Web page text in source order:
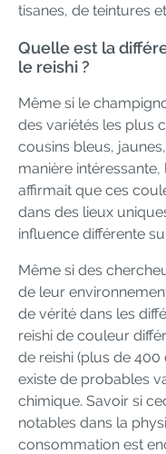
tisanes, de teintures
Quelle est la
le reishi ?
Même si le
des variétés les plus
cousins bleus,
manière
affirmait que ces
dans des lieux
influence différente
Même si des
de leur
de vérité dans les
reishi de couleur
de reishi (plus de
existe de probables
chimique. Savoir si
notables dans la
consommation est